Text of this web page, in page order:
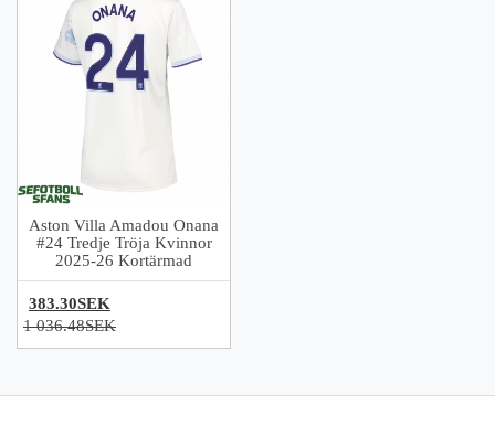
Aston Villa Amadou Onana
#24 Tredje Tröja Kvinnor
2025-26 Kortärmad
383.30SEK
1 036.48SEK